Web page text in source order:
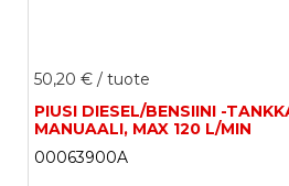
50,20 € / tuote
PIUSI DIESEL/BENSIINI -
MANUAALI, MAX 120 L/MIN
00063900A